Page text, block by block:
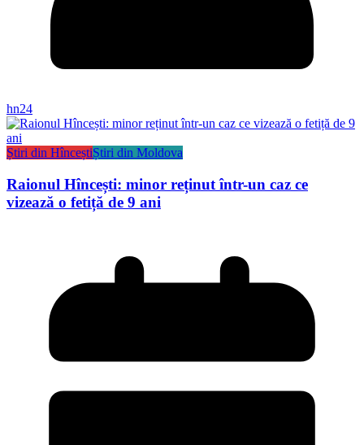
hn24
Știri din HînceștiȘtiri din Moldova
Raionul Hîncești: minor reținut într-un caz ce
vizează o fetiță de 9 ani